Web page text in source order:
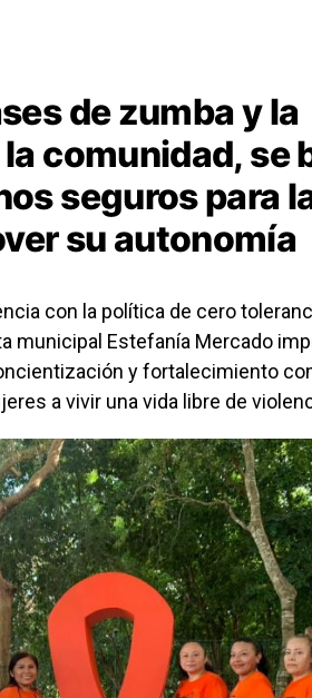
de zumba y la
comunidad, se
seguros para
su autonomía
con la política de cero
municipal Estefanía Mercado
y fortalecimiento
a vivir una vida libre de